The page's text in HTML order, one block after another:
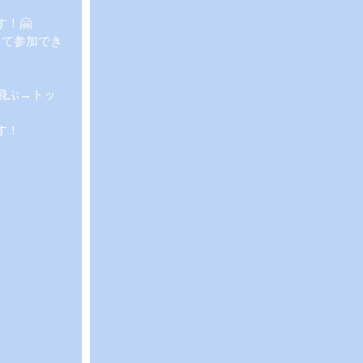
！🤗
参加でき
ぶ→トッ